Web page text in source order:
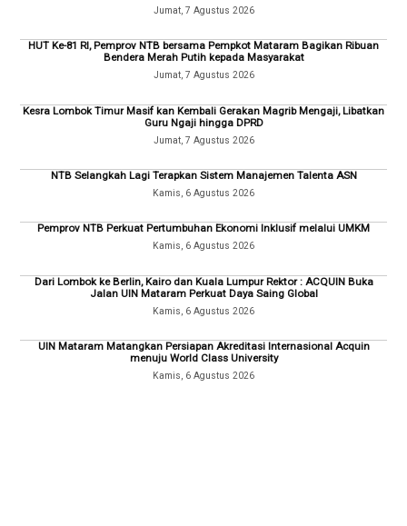
Jumat, 7 Agustus 2026
HUT Ke-81 RI, Pemprov NTB bersama Pempkot Mataram Bagikan Ribuan
Bendera Merah Putih kepada Masyarakat
Jumat, 7 Agustus 2026
Kesra Lombok Timur Masif kan Kembali Gerakan Magrib Mengaji, Libatkan
Guru Ngaji hingga DPRD
Jumat, 7 Agustus 2026
NTB Selangkah Lagi Terapkan Sistem Manajemen Talenta ASN
Kamis, 6 Agustus 2026
Pemprov NTB Perkuat Pertumbuhan Ekonomi Inklusif melalui UMKM
Kamis, 6 Agustus 2026
Dari Lombok ke Berlin, Kairo dan Kuala Lumpur Rektor : ACQUIN Buka
Jalan UIN Mataram Perkuat Daya Saing Global
Kamis, 6 Agustus 2026
UIN Mataram Matangkan Persiapan Akreditasi Internasional Acquin
menuju World Class University
Kamis, 6 Agustus 2026